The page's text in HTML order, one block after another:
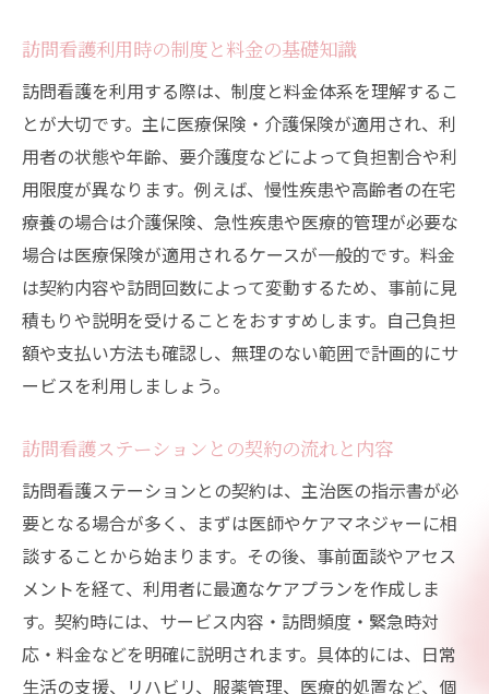
訪問看護利用時の制度と料金の基礎知識
訪問看護を利用する際は、制度と料金体系を理解するこ
とが大切です。主に医療保険・介護保険が適用され、利
用者の状態や年齢、要介護度などによって負担割合や利
用限度が異なります。例えば、慢性疾患や高齢者の在宅
療養の場合は介護保険、急性疾患や医療的管理が必要な
場合は医療保険が適用されるケースが一般的です。料金
は契約内容や訪問回数によって変動するため、事前に見
積もりや説明を受けることをおすすめします。自己負担
額や支払い方法も確認し、無理のない範囲で計画的にサ
ービスを利用しましょう。
訪問看護ステーションとの契約の流れと内容
訪問看護ステーションとの契約は、主治医の指示書が必
要となる場合が多く、まずは医師やケアマネジャーに相
談することから始まります。その後、事前面談やアセス
メントを経て、利用者に最適なケアプランを作成しま
す。契約時には、サービス内容・訪問頻度・緊急時対
応・料金などを明確に説明されます。具体的には、日常
生活の支援、リハビリ、服薬管理、医療的処置など、個